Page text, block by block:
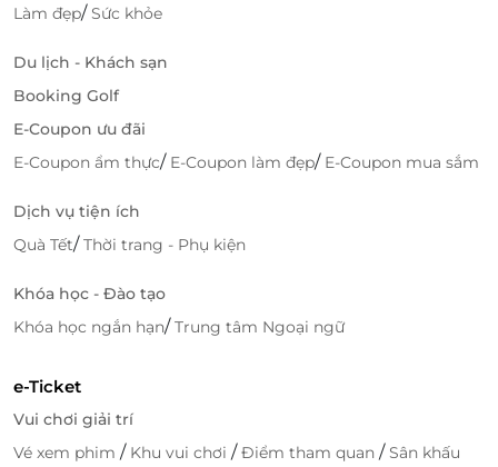
Làm đẹp/Sức khỏe
Du lịch - Khách sạn
Booking Golf
E-Coupon ưu đãi
E-Coupon ẩm thực/ E-Coupon làm đẹp/ E-Coupon mua sắm
Dịch vụ tiện ích
Quà Tết/Thời trang - Phụ kiện
Khóa học - Đào tạo
Khóa học ngắn hạn/Trung tâm Ngoại ngữ
e-Ticket
Vui chơi giải trí
Vé xem phim / Khu vui chơi /Điểm tham quan /Sân khấu